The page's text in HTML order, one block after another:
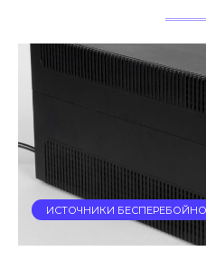
ИСТОЧНИКИ